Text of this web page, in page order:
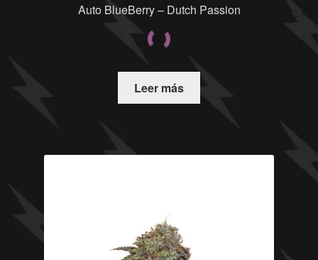
Auto BlueBerry – Dutch Passion
Leer más